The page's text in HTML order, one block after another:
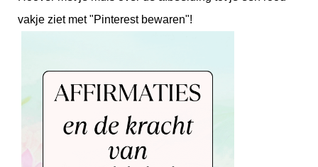
vakje ziet met "Pinterest bewaren"!